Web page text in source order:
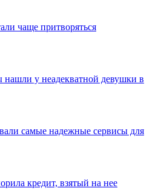
чаще притворяться
нашли у неадекватной девушки в
самые надежные сервисы для
кредит, взятый на нее